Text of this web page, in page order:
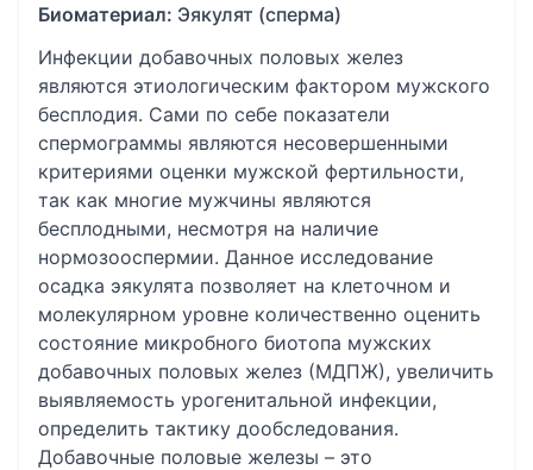
Биоматериал: Эякулят (сперма)
Инфекции добавочных половых желез
являются этиологическим фактором мужского
бесплодия. Сами по себе показатели
спермограммы являются несовершенными
критериями оценки мужской фертильности,
так как многие мужчины являются
бесплодными, несмотря на наличие
нормозооспермии. Данное исследование
осадка эякулята позволяет на клеточном и
молекулярном уровне количественно оценить
состояние микробного биотопа мужских
добавочных половых желез (МДПЖ), увеличить
выявляемость урогенитальной инфекции,
определить тактику дообследования.
Добавочные половые железы – это